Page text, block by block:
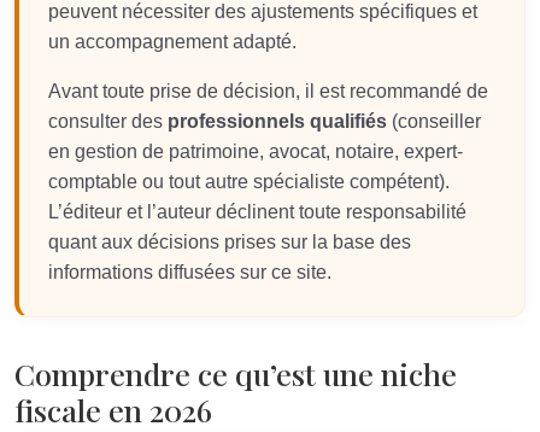
peuvent nécessiter des ajustements spécifiques et
un accompagnement adapté.
Avant toute prise de décision, il est recommandé de
consulter des professionnels qualifiés (conseiller
en gestion de patrimoine, avocat, notaire, expert-
comptable ou tout autre spécialiste compétent).
L’éditeur et l’auteur déclinent toute responsabilité
quant aux décisions prises sur la base des
informations diffusées sur ce site.
Comprendre ce qu’est une niche
fiscale en 2026